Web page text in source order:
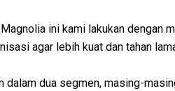
ini kami lakukan dengan
agar lebih kuat dan tahan
dalam dua segmen, masing-